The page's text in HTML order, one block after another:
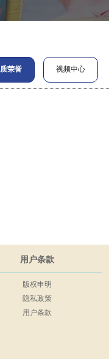
荣誉 视频中心
用户条款
版权申明
隐私政策
用户条款